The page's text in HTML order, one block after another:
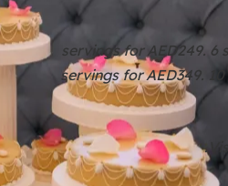
4 servings for AED249. 6
servings for AED349.